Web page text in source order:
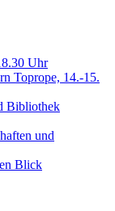
Uhr
Toprope, 14.-15.
Bibliothek
und
Blick